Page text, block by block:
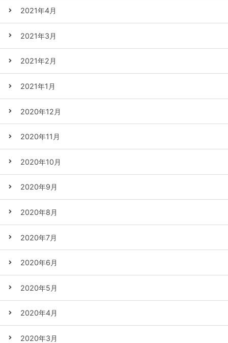
2021年4月
2021年3月
2021年2月
2021年1月
2020年12月
2020年11月
2020年10月
2020年9月
2020年8月
2020年7月
2020年6月
2020年5月
2020年4月
2020年3月